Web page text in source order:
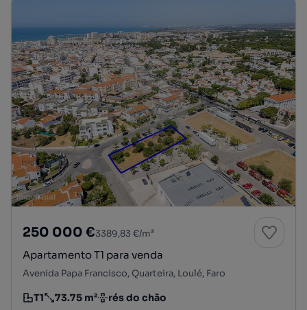
250 000 €3389,83 €/m²
Apartamento T1 para venda
Avenida Papa Francisco, Quarteira, Loulé, Faro
Tipologia
T1
Preço por metro quadrado
73.75 m²
Andar rés do chão